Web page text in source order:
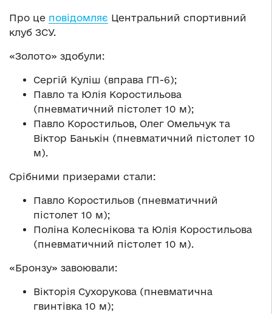
Про це повідомляє Центральний спортивний
клуб ЗСУ.
«Золото» здобули:
Сергій Куліш (вправа ГП-6);
Павло та Юлія Коростильова
(пневматичний пістолет 10 м);
Павло Коростильов, Олег Омельчук та
Віктор Банькін (пневматичний пістолет 10
м).
Срібними призерами стали:
Павло Коростильов (пневматичний
пістолет 10 м);
Поліна Колеснікова та Юлія Коростильова
(пневматичний пістолет 10 м).
«Бронзу» завоювали:
Вікторія Сухорукова (пневматична
гвинтівка 10 м);